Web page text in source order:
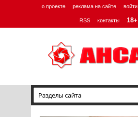
о проекте реклама на сайте войти
RSS контакты 18+